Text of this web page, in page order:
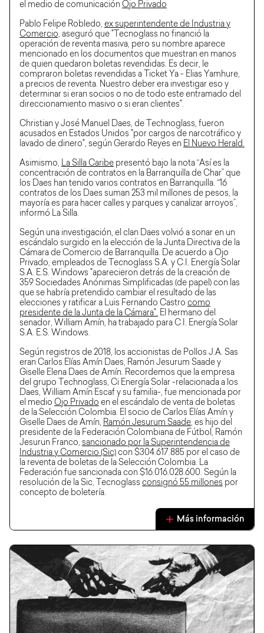
el medio de comunicación Ojo Privado
Pablo Felipe Robledo, ex superintendente de Industria y
Comercio, aseguró que "Tecnoglass no financió la
operación de reventa masiva, pero su nombre aparece
mencionado en los documentos que muestran en manos
de quien quedaron boletas revendidas. Es decir, le
compraron boletas revendidas a Ticket Ya - Elias Yamhure,
a precios de reventa. Nuestro deber era investigar eso y
determinar si eran socios o no de todo este entramado del
direccionamiento masivo o si eran clientes".
Christian y José Manuel Daes, de Technoglass, fueron
acusados en Estados Unidos "por cargos de narcotráfico y
lavado de dinero", según Gerardo Reyes en El Nuevo Herald.
Asimismo, La Silla Caribe presentó bajo la nota “Así es la
concentración de contratos en la Barranquilla de Char” que
los Daes han tenido varios contratos en Barranquilla. “16
contratos de los Daes suman 253 mil millones de pesos, la
mayoría es para hacer calles y parques y canalizar arroyos”,
informó La Silla.
Según una investigación, el clan Daes volvió a sonar en un
escándalo surgido en la elección de la Junta Directiva de la
Cámara de Comercio de Barranquilla. De acuerdo a Ojo
Privado, empleados de Tecnoglass S.A. y C.I. Energía Solar
S.A. E.S. Windows "aparecieron detrás de la creación de
359 Sociedades Anónimas Simplificadas (de papel) con las
que se habría pretendido cambiar el resultado de las
elecciones y ratificar a Luis Fernando Castro como
presidente de la Junta de la Cámara". El hermano del
senador, William Amín, ha trabajado para C.I. Energía Solar
S.A. E.S. Windows.
Según registros de 2018, los accionistas de Pollos J.A. Sas
eran Carlos Elías Amín Daes, Ramón Jesurum Saade y
Giselle Elena Daes de Amín. Recordemos que la empresa
del grupo Technoglass, Ci Energía Solar -relacionada a los
Daes, William Amín Escaf y su familia-, fue mencionada por
el medio Ojo Privado en el escándalo de venta de boletas
de la Selección Colombia. El socio de Carlos Elías Amín y
Giselle Daes de Amín, Ramón Jesurum Saade, es hijo del
presidente de la Federación Colombiana de Fútbol, Ramón
Jesurun Franco, sancionado por la Superintendencia de
Industria y Comercio (Sic) con $304.617.885 por el caso de
la reventa de boletas de la Selección Colombia. La
Federación fue sancionada con $16.016.028.600. Según la
resolución de la Sic, Tecnoglass consignó 55 millones por
concepto de boletería.
Más información